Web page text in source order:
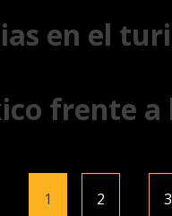
en el
frente
1 2 3